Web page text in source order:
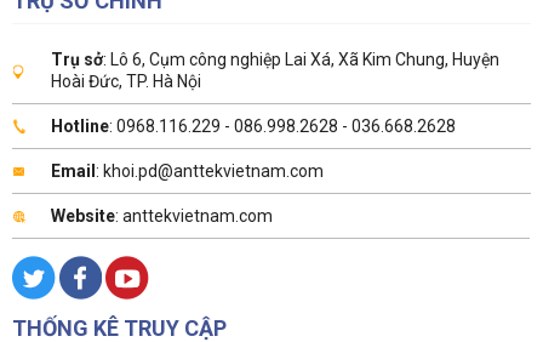
Trụ sở: Lô 6, Cụm công nghiệp Lai Xá, Xã Kim Chung, Huyện
Hoài Đức, TP. Hà Nội
Hotline: 0968.116.229 - 086.998.2628 - 036.668.2628
Email: khoi.pd@anttekvietnam.com
Website: anttekvietnam.com
THỐNG KÊ TRUY CẬP